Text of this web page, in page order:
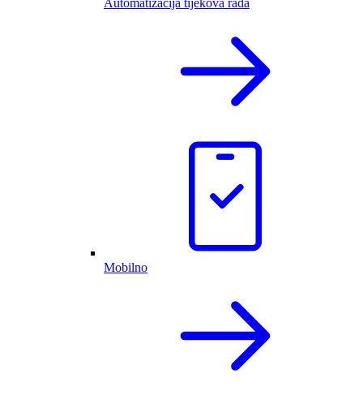
Automatizacija tijekova rada
Mobilno